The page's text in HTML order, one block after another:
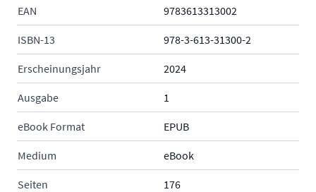
EAN 9783613313002
ISBN-13 978-3-613-31300-2
Erscheinungsjahr 2024
Ausgabe 1
eBook Format EPUB
Medium eBook
Seiten 176